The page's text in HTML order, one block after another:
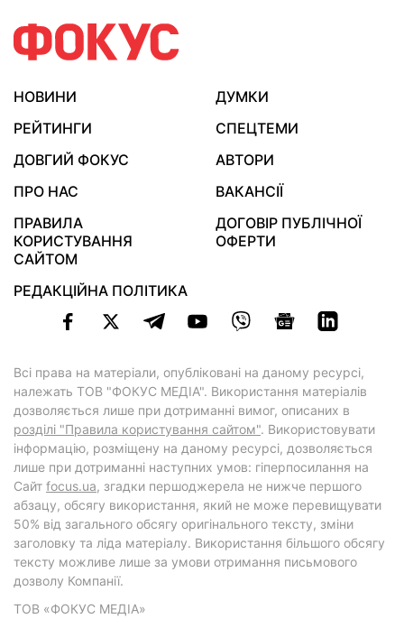
НОВИНИ
ДУМКИ
РЕЙТИНГИ
СПЕЦТЕМИ
ДОВГИЙ ФОКУС
АВТОРИ
ПРО НАС
ВАКАНСІЇ
ПРАВИЛА
КОРИСТУВАННЯ
САЙТОМ
ДОГОВІР ПУБЛІЧНОЇ
ОФЕРТИ
РЕДАКЦІЙНА ПОЛІТИКА
Всі права на матеріали, опубліковані на даному ресурсі,
належать ТОВ "ФОКУС МЕДІА". Використання матеріалів
дозволяється лише при дотриманні вимог, описаних в
розділі "Правила користування сайтом". Використовувати
інформацію, розміщену на даному ресурсі, дозволяється
лише при дотриманні наступних умов: гіперпосилання на
Cайт focus.ua, згадки першоджерела не нижче першого
абзацу, обсягу використання, який не може перевищувати
50% від загального обсягу оригінального тексту, зміни
заголовку та ліда матеріалу. Використання більшого обсягу
тексту можливе лише за умови отримання письмового
дозволу Компанії.
ТОВ «ФОКУС МЕДІА»